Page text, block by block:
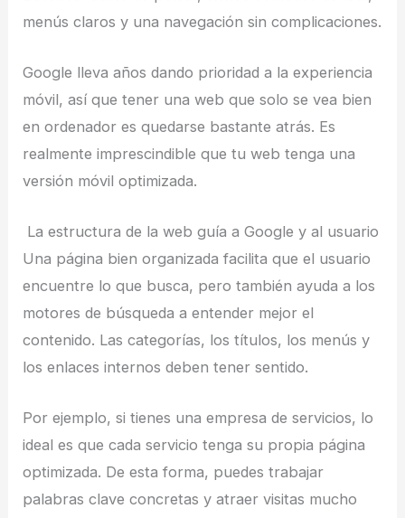
menús claros y una navegación sin complicaciones.
Google lleva años dando prioridad a la experiencia
móvil, así que tener una web que solo se vea bien
en ordenador es quedarse bastante atrás. Es
realmente imprescindible que tu web tenga una
versión móvil optimizada.
La estructura de la web guía a Google y al usuario
Una página bien organizada facilita que el usuario
encuentre lo que busca, pero también ayuda a los
motores de búsqueda a entender mejor el
contenido. Las categorías, los títulos, los menús y
los enlaces internos deben tener sentido.
Por ejemplo, si tienes una empresa de servicios, lo
ideal es que cada servicio tenga su propia página
optimizada. De esta forma, puedes trabajar
palabras clave concretas y atraer visitas mucho